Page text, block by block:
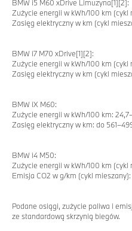
BMW i5 M60 xDrive Limuzyna[1][2]:
Zużycie energii w kWh/100 km (cykl
Zasięg elektryczny w km (cykl
BMW i7 M70 xDrive[1][2]:
Zużycie energii w kWh/100 km
Zasięg elektryczny w km (cykl
BMW iX M60:
Zużycie energii w kWh/100 km:
Zasięg elektryczny w km: do
BMW i4 M50:
Zużycie energii w kWh/100 km (cykl
Emisja CO2 w g/km (cykl
Podane osiągi, zużycie paliwa i
ze standardową skrzynią biegów.